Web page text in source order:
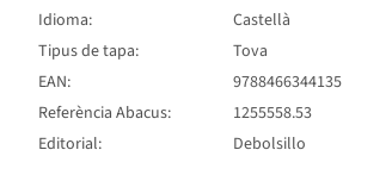
Idioma:
Castellà
Tipus de tapa:
Tova
EAN:
9788466344135
Referència Abacus:
1255558.53
Editorial:
Debolsillo